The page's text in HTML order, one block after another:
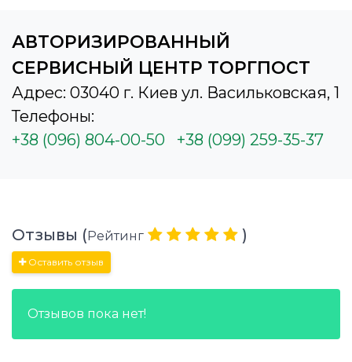
АВТОРИЗИРОВАННЫЙ
СЕРВИСНЫЙ ЦЕНТР ТОРГПОСТ
Адрес: 03040 г. Киев ул. Васильковская, 1
Телефоны:
+38 (096) 804-00-50
+38 (099) 259-35-37
Отзывы (Рейтинг )
Оставить отзыв
Отзывов пока нет!